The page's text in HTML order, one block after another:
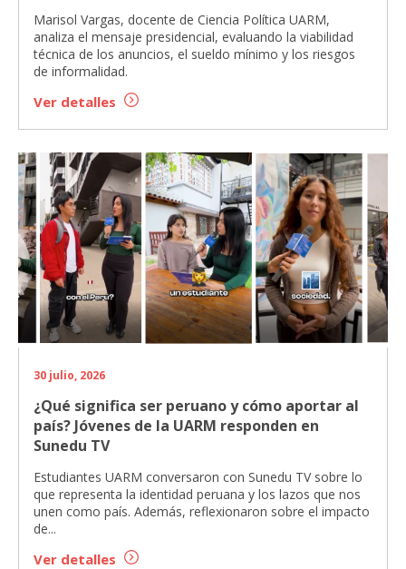
Marisol Vargas, docente de Ciencia Política UARM,
analiza el mensaje presidencial, evaluando la viabilidad
técnica de los anuncios, el sueldo mínimo y los riesgos
de informalidad.
Ver detalles
30 julio, 2026
¿Qué significa ser peruano y cómo aportar al
país? Jóvenes de la UARM responden en
Sunedu TV
Estudiantes UARM conversaron con Sunedu TV sobre lo
que representa la identidad peruana y los lazos que nos
unen como país. Además, reflexionaron sobre el impacto
de...
Ver detalles